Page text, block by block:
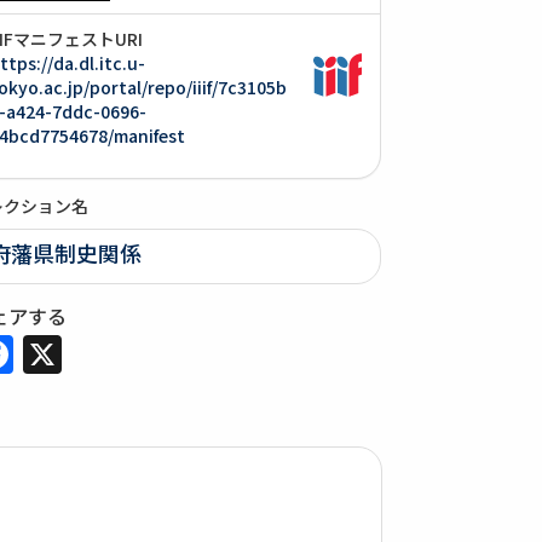
マニフェストURI
da.dl.itc.u-
portal/repo/iiif/7c3105b
a424-7ddc-0696-
manifest
ション名
藩県制史関係
アする
Facebook
X